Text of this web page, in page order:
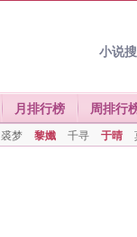
小说
月排行榜 周排行
裘梦 黎孅 千寻 于晴